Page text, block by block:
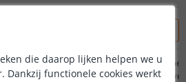
kan ik kabel 2
EKAM-KSNKB100)
die daarop lijken helpen we u
Dankzij functionele cookies werkt